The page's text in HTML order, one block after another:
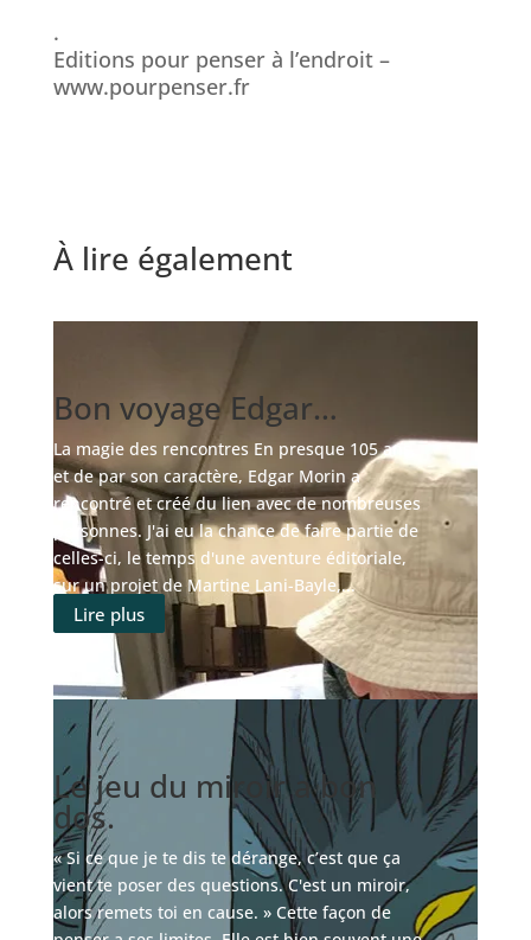
.
Editions pour penser à l’endroit –
www.pourpenser.fr
À lire également
Bon voyage Edgar…
La magie des rencontres En presque 105 ans,
et de par son caractère, Edgar Morin a
rencontré et créé du lien avec de nombreuses
personnes. J'ai eu la chance de faire partie de
celles-ci, le temps d'une aventure éditoriale,
sur un projet de Martine Lani-Bayle,...
Lire plus
Le jeu du miroir a bon
dos.
« Si ce que je te dis te dérange, c’est que ça
vient te poser des questions. C'est un miroir,
alors remets toi en cause. » Cette façon de